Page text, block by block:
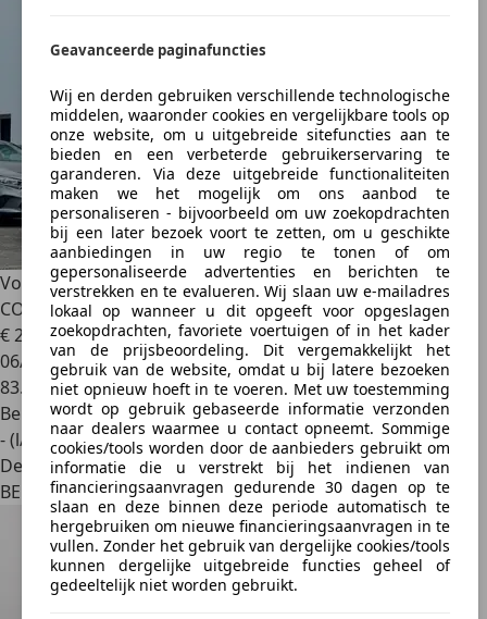
Geavanceerde paginafuncties
Wij en derden gebruiken verschillende technologische
middelen, waaronder cookies en vergelijkbare tools op
onze website, om u uitgebreide sitefuncties aan te
bieden en een verbeterde gebruikerservaring te
garanderen. Via deze uitgebreide functionaliteiten
maken we het mogelijk om ons aanbod te
personaliseren - bijvoorbeeld om uw zoekopdrachten
bij een later bezoek voort te zetten, om u geschikte
aanbiedingen in uw regio te tonen of om
gepersonaliseerde advertenties en berichten te
verstrekken en te evalueren. Wij slaan uw e-mailadres
lokaal op wanneer u dit opgeeft voor opgeslagen
zoekopdrachten, favoriete voertuigen of in het kader
van de prijsbeoordeling. Dit vergemakkelijkt het
gebruik van de website, omdat u bij latere bezoeken
niet opnieuw hoeft in te voeren. Met uw toestemming
wordt op gebruik gebaseerde informatie verzonden
naar dealers waarmee u contact opneemt. Sommige
cookies/tools worden door de aanbieders gebruikt om
informatie die u verstrekt bij het indienen van
financieringsaanvragen gedurende 30 dagen op te
slaan en deze binnen deze periode automatisch te
hergebruiken om nieuwe financieringsaanvragen in te
vullen. Zonder het gebruik van dergelijke cookies/tools
kunnen dergelijke uitgebreide functies geheel of
gedeeltelijk niet worden gebruikt.
Volkswagen Tiguan1.5 TSI R-LINE DSG PHARES LED GPS
COCKPIT CARPLAY CAPTEURS CUIR
€ 28.9901
06/2022
83.166 km
Benzine
- (l/100 km)
Dealer
BE 4000